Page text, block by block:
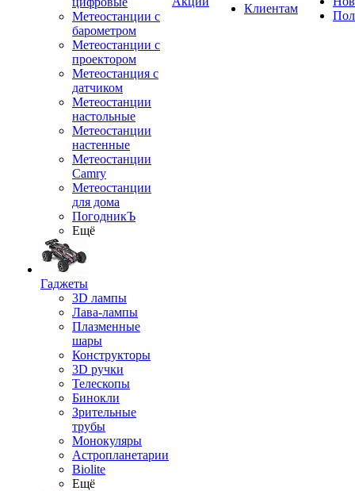
Метеостанции с
барометром
Метеостанции с
проектором
Метеостанция с
датчиком
Метеостанции
настольные
Метеостанции
настенные
Метеостанции
Camry
Метеостанции
для дома
ПогодникЪ
Ещё
Гаджеты
3D лампы
Лава-лампы
Плазменные
шары
Конструкторы
3D ручки
Телескопы
Бинокли
Зрительные
трубы
Монокуляры
Астропланетарии
Biolite
Ещё
Клиентам